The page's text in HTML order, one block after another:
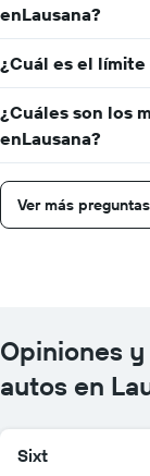
enLausana?
¿Cuál es el
¿Cuáles son los
enLausana?
Ver más
Opiniones
autos en
Sixt